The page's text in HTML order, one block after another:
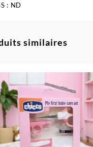
: ND
similaires